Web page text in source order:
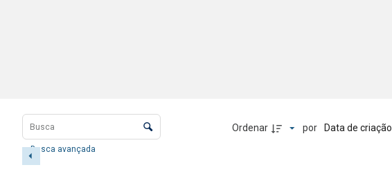
Lista de itens
Controle de ordenação e visualização
Busca avançada
Ordenar por Data de criação